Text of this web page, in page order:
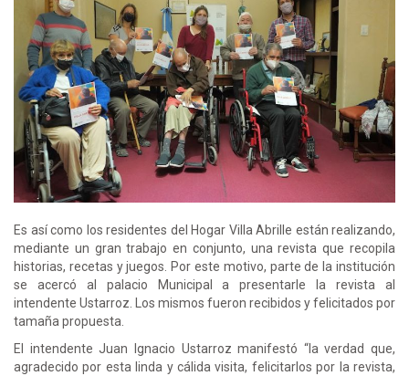
Es así como los residentes del Hogar Villa Abrille están realizando,
mediante un gran trabajo en conjunto, una revista que recopila
historias, recetas y juegos. Por este motivo, parte de la institución
se acercó al palacio Municipal a presentarle la revista al
intendente Ustarroz. Los mismos fueron recibidos y felicitados por
tamaña propuesta.
El intendente Juan Ignacio Ustarroz manifestó “la verdad que,
agradecido por esta linda y cálida visita, felicitarlos por la revista,